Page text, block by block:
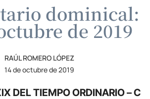
dominical:
de 2019
RAÚL ROMERO LÓPEZ
14 de octubre de 2019
DEL TIEMPO ORDINARIO – C